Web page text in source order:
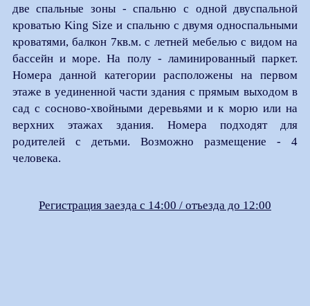
две спальные зоны - спальню с одной двуспальной
кроватью King Size и спальню с двумя односпальными
кроватями, балкон 7кв.м. с летней мебелью с видом на
бассейн и море. На полу - ламинированный паркет.
Номера данной категории расположены на первом
этаже в уединенной части здания с прямым выходом в
сад с сосново-хвойными деревьями и к морю или на
верхних этажах здания. Номера подходят для
родителей с детьми. Возможно размещение - 4
человека.
Регистрация заезда с 14:00 / отъезда до 12:00